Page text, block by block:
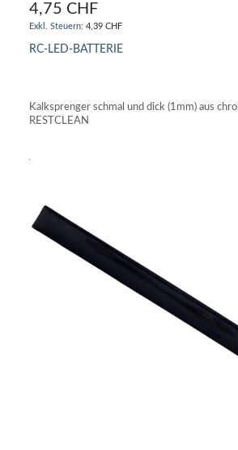
4,75 CHF
4,39 CHF
RC-LED-BATTERIE
Kalksprenger schmal und dick (1mm) aus
RESTCLEAN